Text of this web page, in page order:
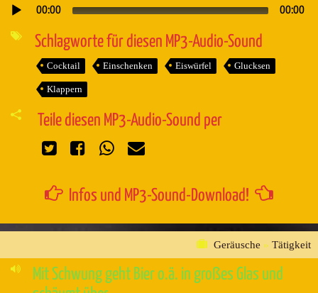
Audio-
00:00 00:00
Schlagworte für diesen MP3-Audio-Sound
Cocktail Einschenken Eiswürfel Glucksen
Klappern
Teile diesen MP3-Audio-Sound per
Infos und MP3-Sound-Download!
Geräusche » Tätigkeit
Mit Schwung geht Bier o.ä. in großes Glas und